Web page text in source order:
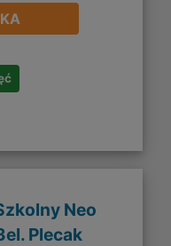
Neo
Plecak